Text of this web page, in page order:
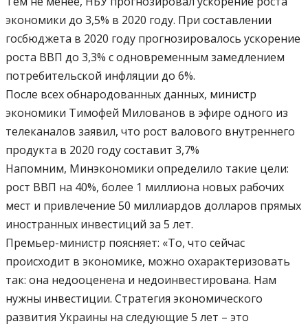
экономики до 3,5% в 2020 году. При составлении
госбюджета в 2020 году прогнозировалось ускорение
роста ВВП до 3,3% с одновременным замедлением
потребительской инфляции до 6%.
После всех обнародованных данных, министр
экономики Тимофей Милованов в эфире одного из
телеканалов заявил, что рост валового внутреннего
продукта в 2020 году составит 3,7%
Напомним, Минэкономики определило такие цели:
рост ВВП на 40%, более 1 миллиона новых рабочих
мест и привлечение 50 миллиардов долларов прямых
иностранных инвестиций за 5 лет.
Премьер-министр поясняет: «То, что сейчас
происходит в экономике, можно охарактеризовать
так: она недооценена и недоинвестирована. Нам
нужны инвестиции. Стратегия экономического
развития Украины на следующие 5 лет – это